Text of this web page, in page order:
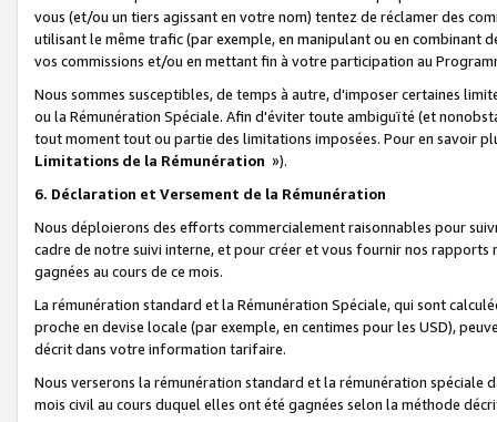
vous (et/ou un tiers agissant en votre nom) tentez de réclamer des
utilisant le même trafic (par exemple, en manipulant ou en combinant
vos commissions et/ou en mettant fin à votre participation au
Nous sommes susceptibles, de temps à autre, d'imposer certaines
ou la Rémunération Spéciale. Afin d'éviter toute ambiguïté (et
tout moment tout ou partie des limitations imposées. Pour en savoir
Limitations de la Rémunération »).
6. Déclaration et Versement de la Rémunération
Nous déploierons des efforts commercialement raisonnables pour
cadre de notre suivi interne, et pour créer et vous fournir nos
gagnées au cours de ce mois.
La rémunération standard et la Rémunération Spéciale, qui sont
proche en devise locale (par exemple, en centimes pour les USD),
décrit dans votre information tarifaire.
Nous verserons la rémunération standard et la rémunération spéciale
mois civil au cours duquel elles ont été gagnées selon la méthode